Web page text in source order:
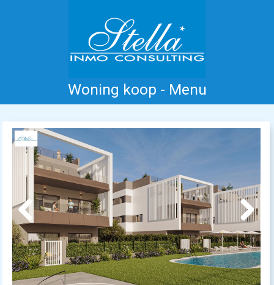
Woning koop - Menu
Home Costa Blanca Koop Huur
Nieuwbouw
Informatie
Previous Next